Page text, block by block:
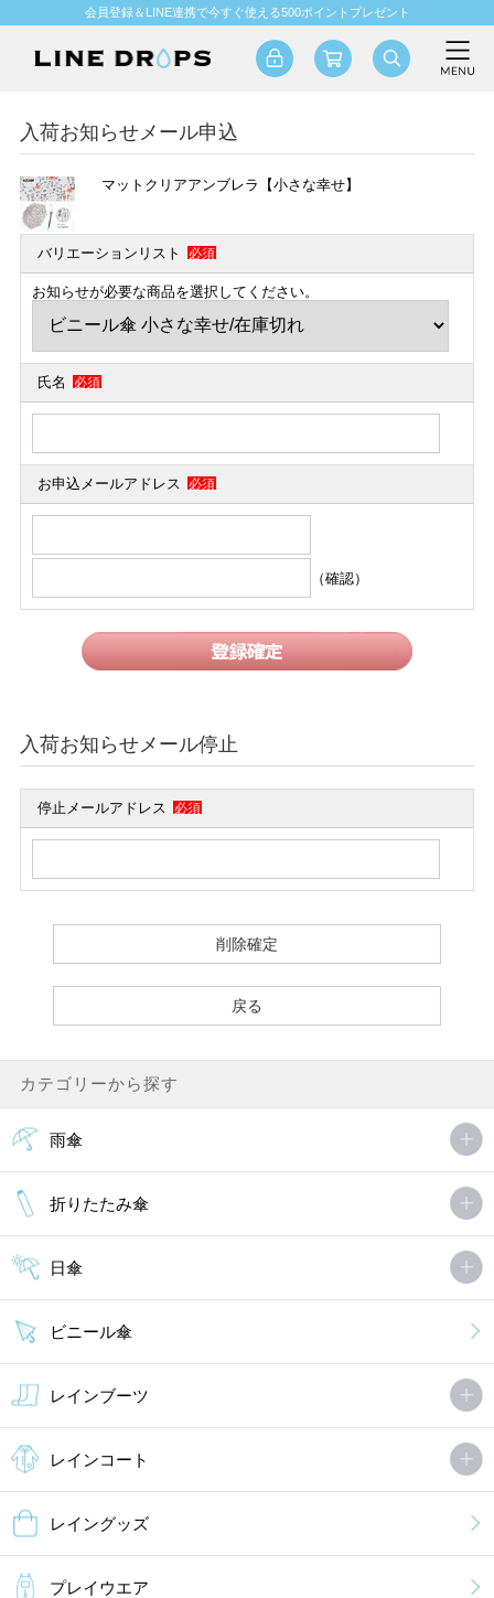
会員登録＆LINE連携で今すぐ使える500ポイントプレゼント
入荷お知らせメール申込
マットクリアアンブレラ【小さな幸せ】
バリエーションリスト 必須
お知らせが必要な商品を選択してください。
氏名 必須
お申込メールアドレス 必須
（確認）
入荷お知らせメール停止
停止メールアドレス 必須
カテゴリーから探す
雨傘
折りたたみ傘
日傘
ビニール傘
レインブーツ
レインコート
レイングッズ
プレイウエア